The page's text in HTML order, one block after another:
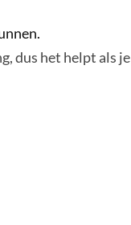
dus het helpt als je